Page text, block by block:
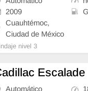
2009
Cuauhtémoc,
Ciudad de México
nivel 3
Escalade
Automático